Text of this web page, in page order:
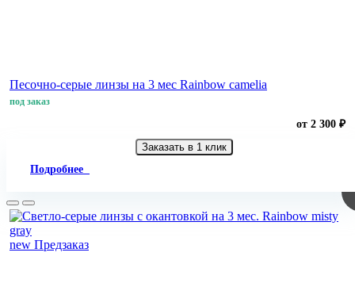
Песочно-серые линзы на 3 мес Rainbow camelia
под заказ
от 2 300 ₽
Заказать в 1 клик
Подробнее
new Предзаказ